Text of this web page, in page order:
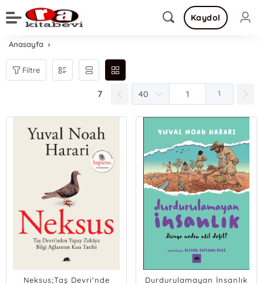
Kaydol
Anasayfa
Filtre
7 1
Neksus;Taş Devri'nde
Durdurulamayan İnsanlık